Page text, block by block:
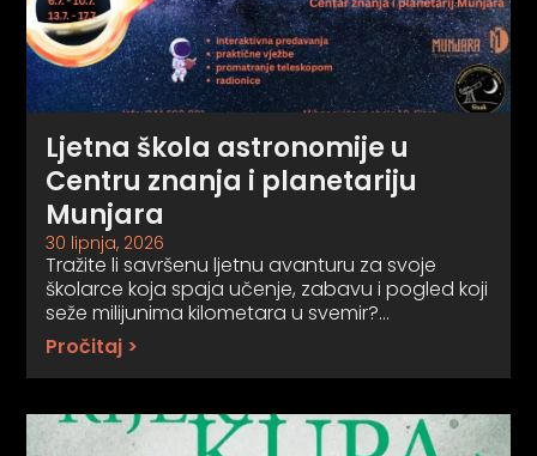
Ljetna škola astronomije u
Centru znanja i planetariju
Munjara
30 lipnja, 2026
Tražite li savršenu ljetnu avanturu za svoje
školarce koja spaja učenje, zabavu i pogled koji
seže milijunima kilometara u svemir?…
Pročitaj >